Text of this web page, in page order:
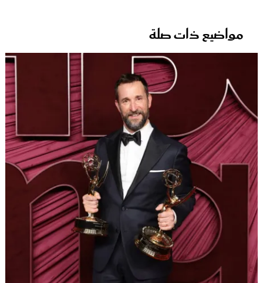
مواضيع ذات صلة